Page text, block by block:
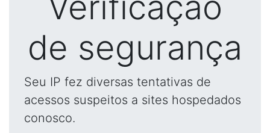
de segurança
Seu IP fez diversas tentativas de
acessos suspeitos a sites hospedados
conosco.